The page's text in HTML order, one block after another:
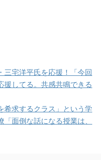
三宅洋平氏を応援！「今回
援してる。共感共鳴できる
希求するクラス」という学
面倒な話になる授業は、